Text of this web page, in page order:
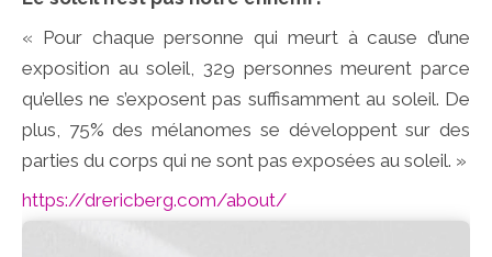
« Pour chaque personne qui meurt à cause d’une
exposition au soleil, 329 personnes meurent parce
qu’elles ne s’exposent pas suffisamment au soleil. De
plus, 75% des mélanomes se développent sur des
parties du corps qui ne sont pas exposées au soleil. »
https://drericberg.com/about/